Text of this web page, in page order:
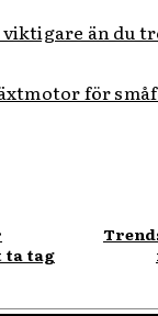
än du
för
ta tag